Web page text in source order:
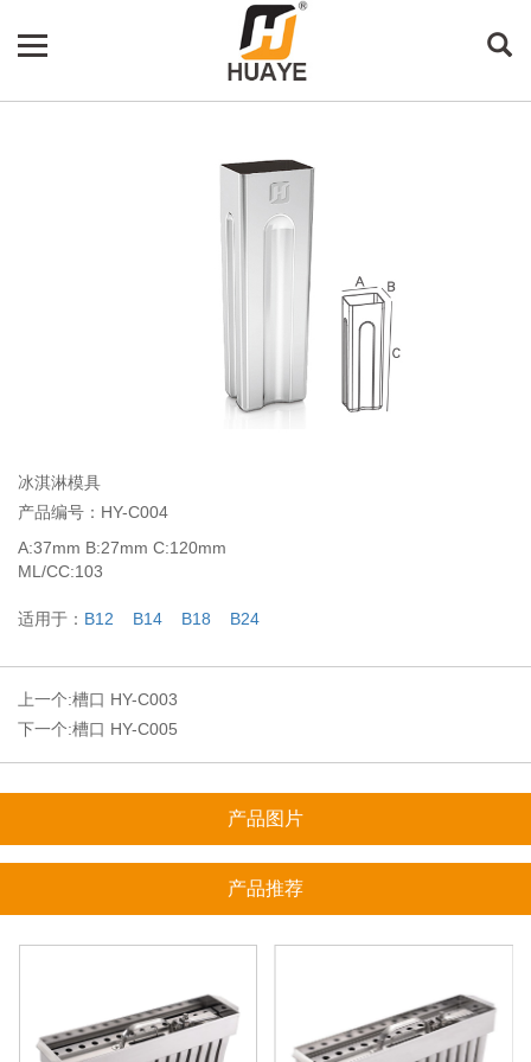
冰淇淋模具
产品编号：HY-C004
A:37mm B:27mm C:120mm
ML/CC:103
适用于： B12 B14 B18 B24
上一个:槽口 HY-C003
下一个:槽口 HY-C005
产品图片
产品推荐